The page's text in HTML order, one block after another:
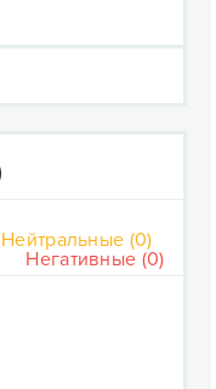
Нейтральные (0)
Негативные (0)